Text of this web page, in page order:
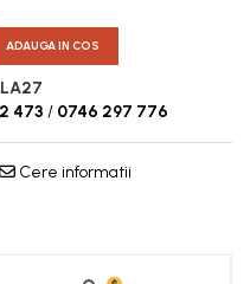
ADAUGA IN COS
LA27
473 / 0746 297 776
Cere informatii